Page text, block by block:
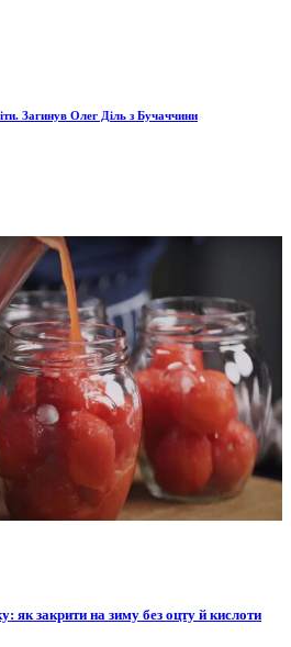
Загинув Олег Діль з Бучаччини
як закрити на зиму без оцту й кислоти